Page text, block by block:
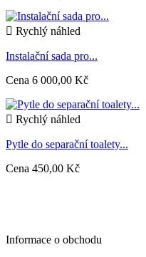
 Rychlý náhled
Instalační sada pro...
Cena 6 000,00 Kč
 Rychlý náhled
Pytle do separační toalety...
Cena 450,00 Kč
Informace o obchodu